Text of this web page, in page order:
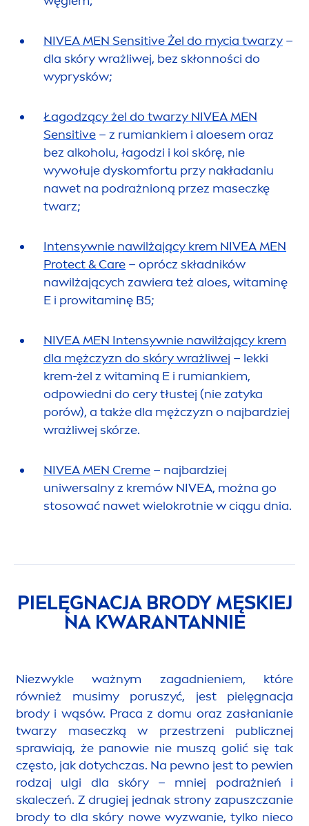
NIVEAMEN SensitiveŻel do mycia twarzy –
dla skóry wrażliwej, bez skłonności do
wyprysków;
Łagodzący żel do twarzy NIVEAMEN
Sensitive – z rumiankiem i aloesem oraz
bez alkoholu, łagodzi i koi skórę, nie
wywołuje dyskomfortu przy nakładaniu
nawet na podrażnioną przez maseczkę
twarz;
Intensywnie nawilżający krem NIVEAMEN
Protect&Care – oprócz składników
nawilżających zawiera też aloes, witaminę
E i prowitaminę B5;
NIVEAMEN Intensywnie nawilżający krem
dla mężczyzn do skóry wrażliwej – lekki
krem-żel z witaminą E i rumiankiem,
odpowiedni do cery tłustej (nie zatyka
porów), a także dla mężczyzn o najbardziej
wrażliwej skórze.
NIVEAMEN Creme – najbardziej
uniwersalny z kremów NIVEA, można go
stosować nawet wielokrotnie w ciągu dnia.
PIELĘGNACJA BRODY MĘSKIEJ
NA KWARANTANNIE
Niezwykle ważnym zagadnieniem, które
również musimy poruszyć, jest pielęgnacja
brody i wąsów. Praca z domu oraz zasłanianie
twarzy maseczką w przestrzeni publicznej
sprawiają, że panowie nie muszą golić się tak
często, jak dotychczas. Na pewno jest to pewien
rodzaj ulgi dla skóry – mniej podrażnień i
skaleczeń. Z drugiej jednak strony zapuszczanie
brody to dla skóry nowe wyzwanie, tylko nieco